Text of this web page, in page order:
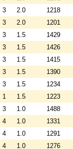
3 2.0 1218
3 2.0 1201
3 1.5 1429
3 1.5 1426
3 1.5 1415
3 1.5 1390
3 1.5 1234
1 1.5 1223
3 1.0 1488
4 1.0 1331
4 1.0 1291
4 1.0 1276